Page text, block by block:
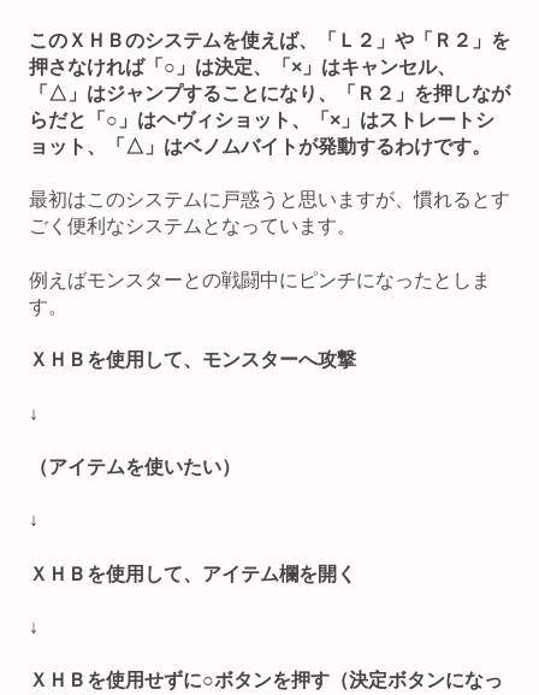
このＸＨＢのシステムを使えば、「Ｌ２」や「Ｒ２」を
押さなければ「○」は決定、「×」はキャンセル、
「△」はジャンプすることになり、「Ｒ２」を押しなが
らだと「○」はヘヴィショット、「×」はストレートシ
ョット、「△」はベノムバイトが発動するわけです。
最初はこのシステムに戸惑うと思いますが、慣れるとす
ごく便利なシステムとなっています。
例えばモンスターとの戦闘中にピンチになったとしま
す。
ＸＨＢを使用して、モンスターへ攻撃
↓
（アイテムを使いたい）
↓
ＸＨＢを使用して、アイテム欄を開く
↓
ＸＨＢを使用せずに○ボタンを押す（決定ボタンになっ